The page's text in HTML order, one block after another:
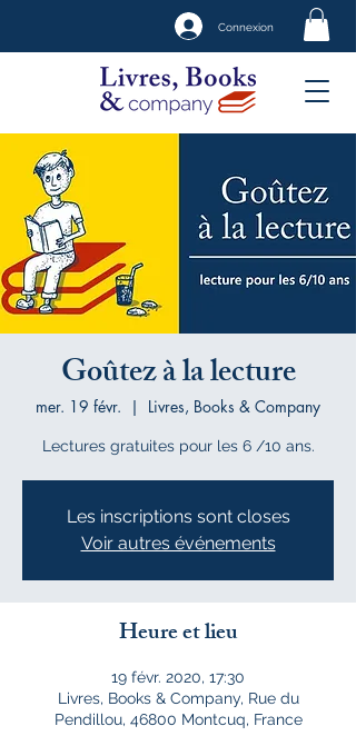
Connexion
Goûtez à la lecture
mer. 19 févr.
  |
Livres, Books & Company
Lectures gratuites pour les 6 /10 ans.
Les inscriptions sont closes
Voir autres événements
Heure et lieu
19 févr. 2020, 17:30
Livres, Books & Company, Rue du
Pendillou, 46800 Montcuq, France